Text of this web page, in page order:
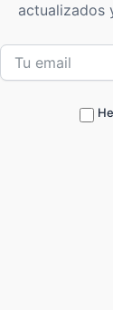
actualizados